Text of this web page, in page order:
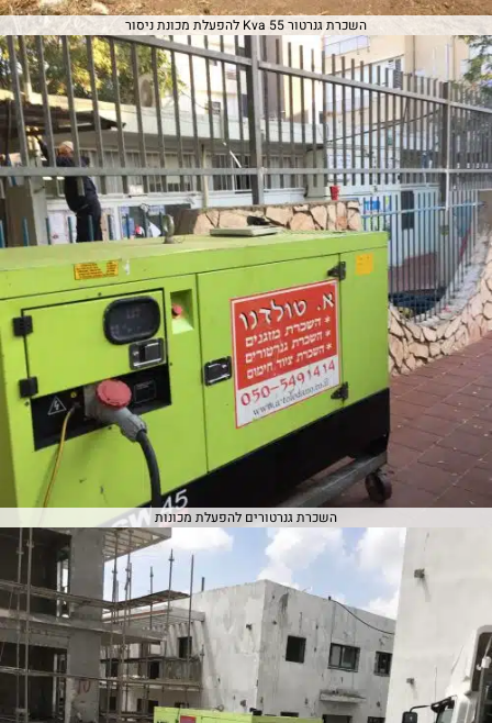
השכרת גנרטור 55 Kva להפעלת מכונת ניסור
השכרת גנרטורים להפעלת מכונות